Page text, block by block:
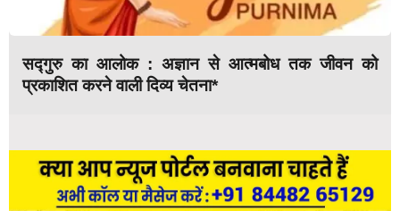
सद्गुरु का आलोक : अज्ञान से आत्मबोध तक जीवन को
प्रकाशित करने वाली दिव्य चेतना*